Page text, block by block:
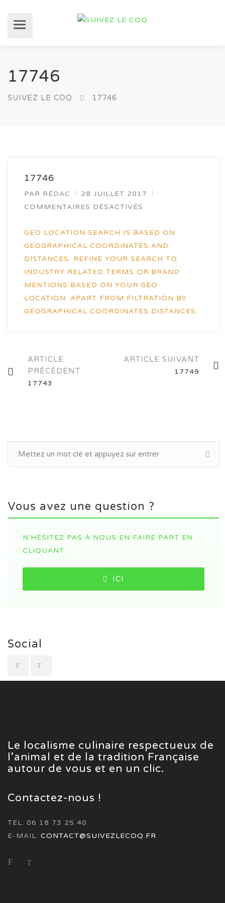
17746
SUIVEZ LE COQ 17746
17746
PAR RÉDAC
28 JUILLET 2017
COMMENTAIRES DÉSACTIVÉS
GEO LOCATION SEARCH IS BASED ON
GEOGRAPHICAL COORDINATES AND
DISTANCES. REFINE YOUR SEARCH TO
INDUSTRY RELATED TERMS OR BRAND
MENTIONS BASED ON YOUR GEO
LOCATION. APART FROM FILTRATION BY
GEOGRAPHICAL COORDINATES DISTANCES.
Navigation
des
ARTICLE
PRÉCÉDENT
17743
ARTICLE SUIVANT
17749
Vous avez une question ?
N’HÉSITEZ PAS À NOUS EN FAIRE PART EN
CLIQUANT :
ICI
Social
Le localisme culinaire respectueux de
l’animal et de la tradition Française
autour de vous et en un clic.
Contactez-nous !
TEL: 06 18 73 25 40
E-MAIL: CONTACT@SUIVEZLECOQ.FR